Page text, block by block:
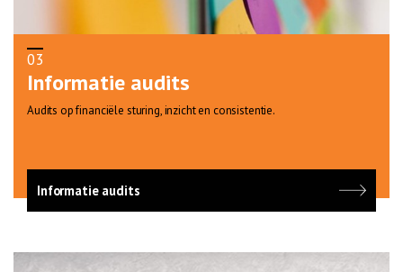
03
Informatie audits
Audits op financiële sturing, inzicht en consistentie.
Informatie audits